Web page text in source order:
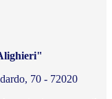
70 - 72020